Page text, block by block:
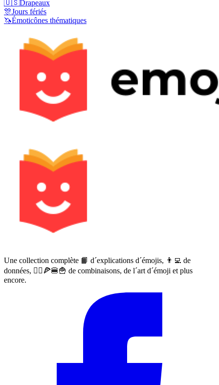
🇺🇸Drapeaux
🎊Jours fériés
🦄Émoticônes thématiques
Une collection complète 📙 d´explications d´émojis, 👨‍💻 de
données, 🙅‍♀️🍕🍔🍟 de combinaisons, de l´art d´émoji et plus
encore.